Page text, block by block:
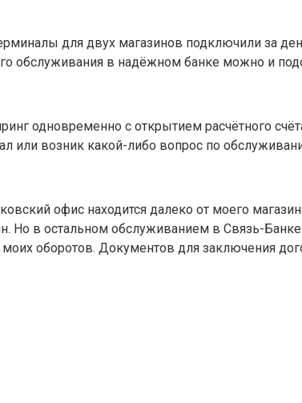
для двух магазинов подключили за
обслуживания в надёжном банке можно и
одновременно с открытием расчётного
или возник какой-либо вопрос по
офис находится далеко от моего
Но в остальном обслуживанием в Связь-
оборотов. Документов для заключения